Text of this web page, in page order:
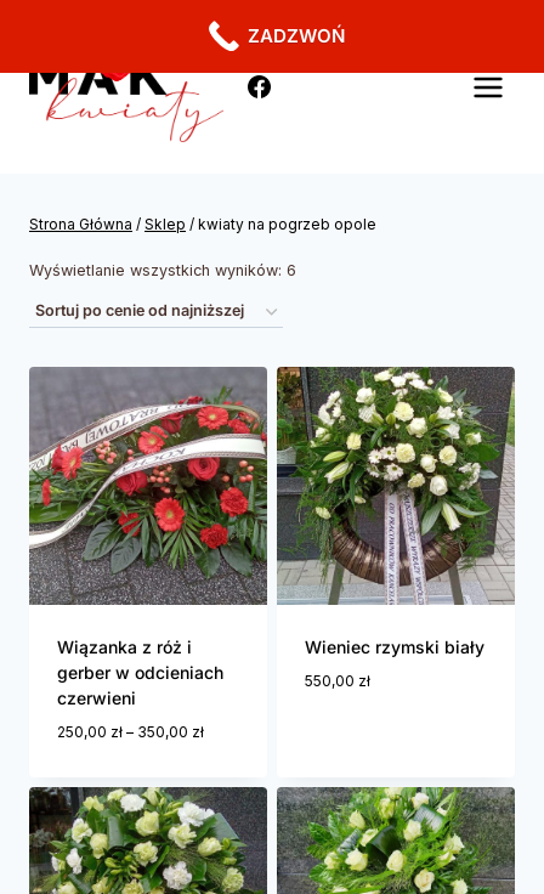
Strona Główna / Sklep / kwiaty na pogrzeb opole
Wyświetlanie wszystkich wyników: 6
Wiązanka z róż i
gerber w odcieniach
czerwieni
250,00 zł – 350,00 zł
Wieniec rzymski biały
550,00 zł
ZADZWOŃ